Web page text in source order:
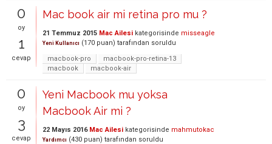
0
oy
1
cevap
Mac book air mi retina pro mu ?
21 Temmuz 2015 Mac Ailesi kategorisinde misseagle
Yeni Kullanıcı (170 puan) tarafından soruldu
macbook-pro
macbook-pro-retina-13
macbook
macbook-air
0
oy
3
cevap
Yeni Macbook mu yoksa
Macbook Air mi ?
22 Mayıs 2016 Mac Ailesi kategorisinde mahmutokac
Yardımcı (430 puan) tarafından soruldu